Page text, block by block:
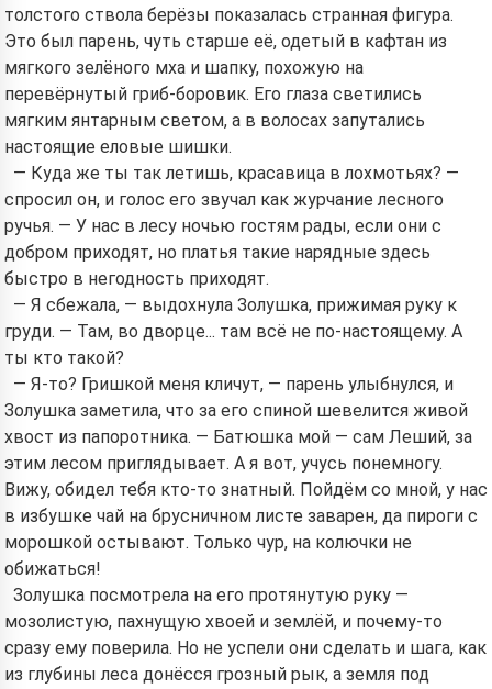
толстого ствола берёзы показалась странная фигура.
Это был парень, чуть старше её, одетый в кафтан из
мягкого зелёного мха и шапку, похожую на
перевёрнутый гриб-боровик. Его глаза светились
мягким янтарным светом, а в волосах запутались
настоящие еловые шишки.
— Куда же ты так летишь, красавица в лохмотьях? —
спросил он, и голос его звучал как журчание лесного
ручья. — У нас в лесу ночью гостям рады, если они с
добром приходят, но платья такие нарядные здесь
быстро в негодность приходят.
— Я сбежала, — выдохнула Золушка, прижимая руку к
груди. — Там, во дворце... там всё не по-настоящему. А
ты кто такой?
— Я-то? Гришкой меня кличут, — парень улыбнулся, и
Золушка заметила, что за его спиной шевелится живой
хвост из папоротника. — Батюшка мой — сам Леший, за
этим лесом приглядывает. А я вот, учусь понемногу.
Вижу, обидел тебя кто-то знатный. Пойдём со мной, у нас
в избушке чай на брусничном листе заварен, да пироги с
морошкой остывают. Только чур, на колючки не
обижаться!
Золушка посмотрела на его протянутую руку —
мозолистую, пахнущую хвоей и землёй, и почему-то
сразу ему поверила. Но не успели они сделать и шага, как
из глубины леса донёсся грозный рык, а земля под